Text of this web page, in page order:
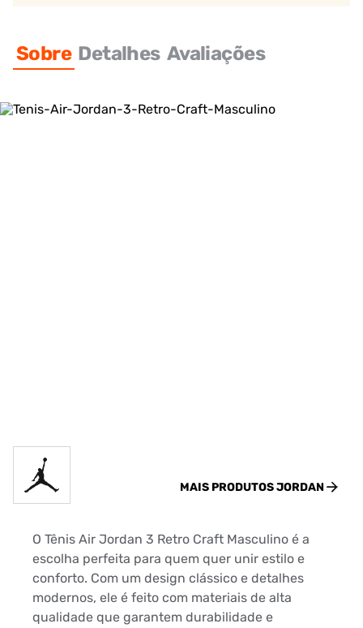
Sobre Detalhes Avaliações
MAIS PRODUTOSJORDAN
O Tênis Air Jordan 3 Retro Craft Masculino é a
escolha perfeita para quem quer unir estilo e
conforto. Com um design clássico e detalhes
modernos, ele é feito com materiais de alta
qualidade que garantem durabilidade e